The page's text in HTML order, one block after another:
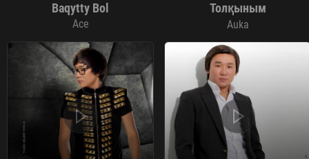
Baqytty Bol
Ace
Толқыным
Auka